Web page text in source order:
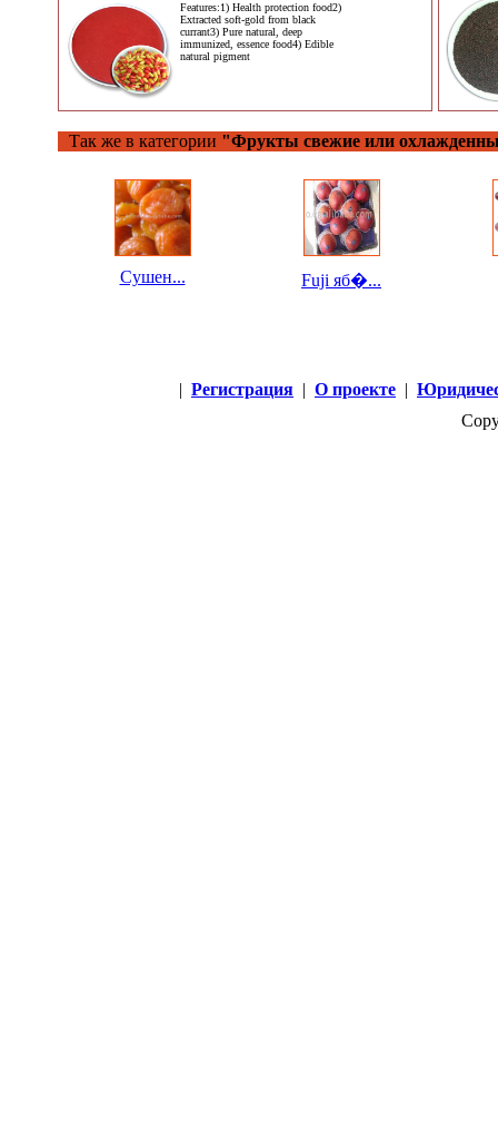
Features:1) Health protection food2)
Extracted soft-gold from black
currant3) Pure natural, deep
immunized, essence food4) Edible
natural pigment
Так же в категории "Фрукты свежие или
Сушен... Fuji яб�...
| Регистрация | О проекте |